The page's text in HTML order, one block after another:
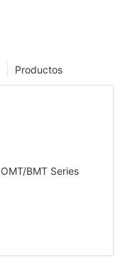
Productos